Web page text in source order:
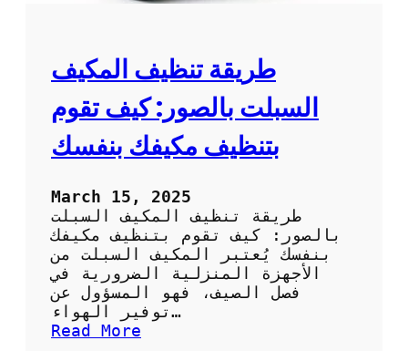
ر
د
ح
ر
ا
و
ي
ل
ص
ر
:
خ
طريقة تنظيف المكيف
السبلت بالصور: كيف تقوم
بتنظيف مكيفك بنفسك
March 15, 2025
طريقة تنظيف المكيف السبلت
بالصور: كيف تقوم بتنظيف مكيفك
بنفسك يُعتبر المكيف السبلت من
الأجهزة المنزلية الضرورية في
فصل الصيف، فهو المسؤول عن
توفير الهواء…
Read More